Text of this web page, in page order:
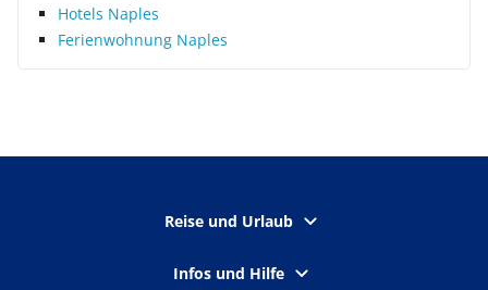
Hotels Naples
Ferienwohnung Naples
Reise und Urlaub
Infos und Hilfe